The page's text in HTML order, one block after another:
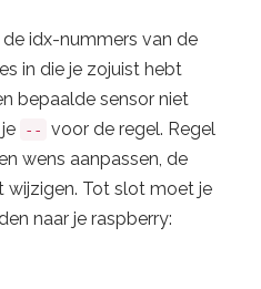
idx-nummers van de
in die je zojuist hebt
bepaalde sensor niet
--
voor de regel. Regel
wens aanpassen, de
wijzigen. Tot slot moet je
naar je raspberry: